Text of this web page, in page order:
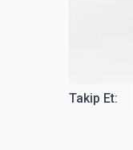
Takip Et: